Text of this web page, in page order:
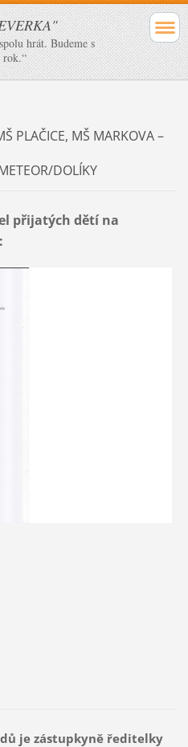
hrát. Budeme s
rok.“
MŠ MARKOVA –
DOLÍKY
přijatých dětí na
je zástupkyně ředitelky